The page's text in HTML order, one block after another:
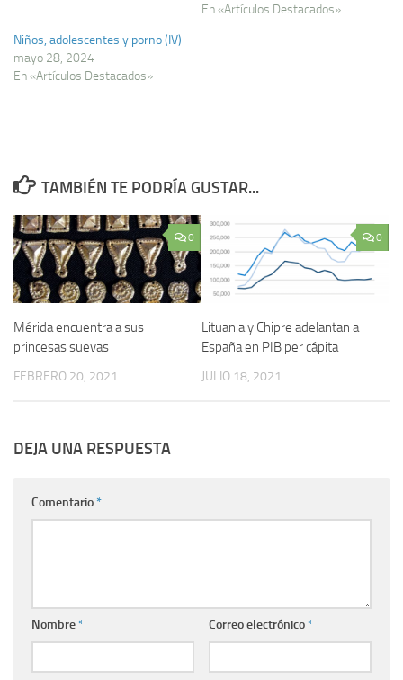
En «Artículos Destacados»
Niños, adolescentes y porno (IV)
mayo 28, 2024
En «Artículos Destacados»
TAMBIÉN TE PODRÍA GUSTAR...
0
Mérida encuentra a sus
princesas suevas
FEBRERO 20, 2021
0
Lituania y Chipre adelantan a
España en PIB per cápita
JULIO 18, 2021
DEJA UNA RESPUESTA
Comentario*
Nombre* Correo electrónico*